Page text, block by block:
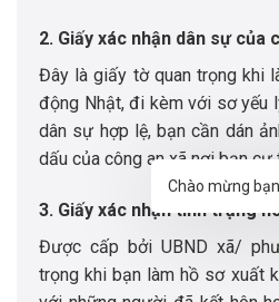
2. Giấy xác nhận dân sự của
Đây là giấy tờ quan trọng khi
động Nhật, đi kèm với sơ yếu
dân sự hợp lệ, bạn cần dán
dấu của công an xã nơi bạn cư
3. Giấy xác nhận tình trạng
Được cấp bởi UBND xã/
trọng khi bạn làm hồ sơ xuất
Chào mừng bạn